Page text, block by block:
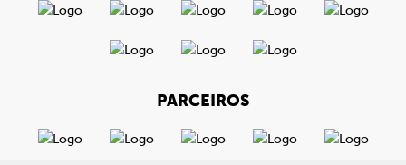
PARCEIROS